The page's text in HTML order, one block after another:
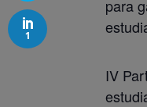
para
IV
1